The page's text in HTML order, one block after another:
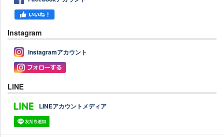
Instagram
Instagramアカウント
LINE
LINEアカウントメディア